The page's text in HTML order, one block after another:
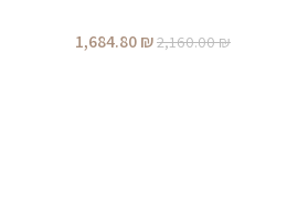
2,160.00₪
1,684.80₪